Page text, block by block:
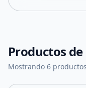
Productos de
Mostrando 6